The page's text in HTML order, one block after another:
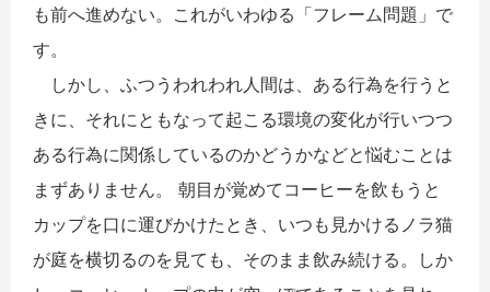
も前へ進めない。これがいわゆる「フレーム問題」で
す。
しかし、ふつうわれわれ人間は、ある行為を行うと
きに、それにともなって起こる環境の変化が行いつつ
ある行為に関係しているのかどうかなどと悩むことは
まずありません。 朝目が覚めてコーヒーを飲もうと
カップを口に運びかけたとき、いつも見かけるノラ猫
が庭を横切るのを見ても、そのまま飲み続ける。しか